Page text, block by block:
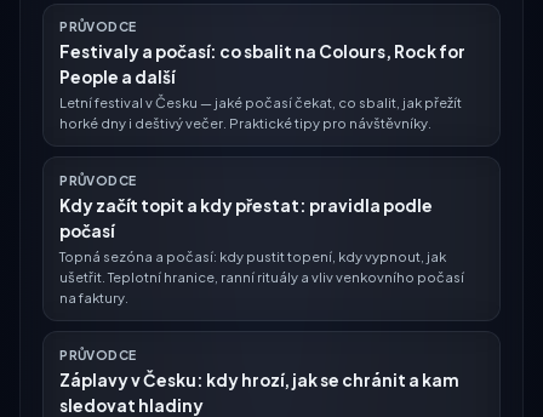
PRŮVODCE
Festivaly a počasí: co sbalit na Colours, Rock for
People a další
Letní festival v Česku — jaké počasí čekat, co sbalit, jak přežít
horké dny i deštivý večer. Praktické tipy pro návštěvníky.
PRŮVODCE
Kdy začít topit a kdy přestat: pravidla podle
počasí
Topná sezóna a počasí: kdy pustit topení, kdy vypnout, jak
ušetřit. Teplotní hranice, ranní rituály a vliv venkovního počasí
na faktury.
PRŮVODCE
Záplavy v Česku: kdy hrozí, jak se chránit a kam
sledovat hladiny